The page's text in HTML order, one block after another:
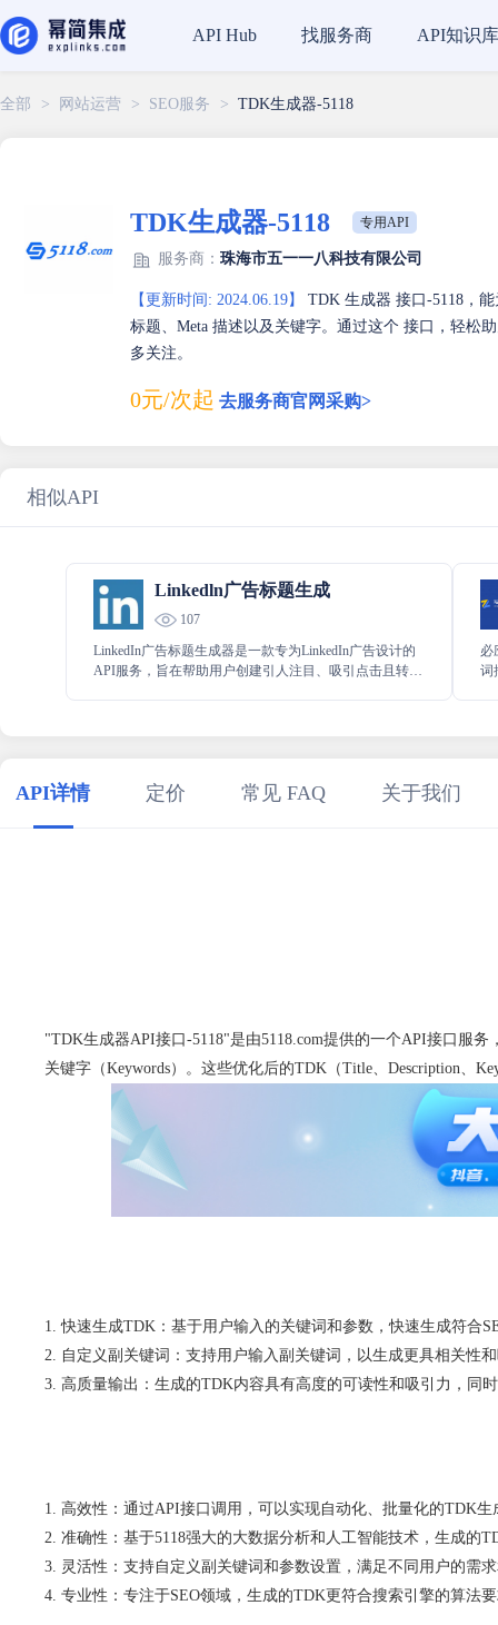
API Hub 找服务商 API知识库
全部 > 网站运营 > SEO服务 > TDK生成器-5118
TDK生成器-5118 专用API
服务商： 珠海市五一一八科技有限公司
【更新时间: 2024.06.19】
TDK 生成器 接口-5118，
标题、Meta 描述以及关键字。通过这个 接口，轻松
多关注。
0元/次起 去服务商官网采购>
相似API
Linkedln广告标题生成
107
LinkedIn广告标题生成器是一款专为LinkedIn广告设计的
API服务，旨在帮助用户创建引人注目、吸引点击且转化
必
词
API详情 定价 常见 FAQ 关于我们
"TDK生成器API接口-5118"是由5118.com提供的一个API接口服
关键字（Keywords）。这些优化后的TDK（Title、Description、
快速生成TDK：基于用户输入的关键词和参数，快速生成符合
自定义副关键词：支持用户输入副关键词，以生成更具相关性
高质量输出：生成的TDK内容具有高度的可读性和吸引力，同
高效性：通过API接口调用，可以实现自动化、批量化的TDK
准确性：基于5118强大的大数据分析和人工智能技术，生成的
灵活性：支持自定义副关键词和参数设置，满足不同用户的需
专业性：专注于SEO领域，生成的TDK更符合搜索引擎的算法